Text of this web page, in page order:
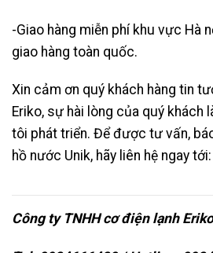
-Giao hàng miễn phí khu vực Hà
giao hàng toàn quốc.
Xin cảm ơn quý khách hàng tin
Eriko, sự hài lòng của quý khách
tôi phát triển. Để được tư vấn,
hồ nước Unik, hãy liên hệ ngay tới:
Công ty TNHH cơ điện lạnh Eriko